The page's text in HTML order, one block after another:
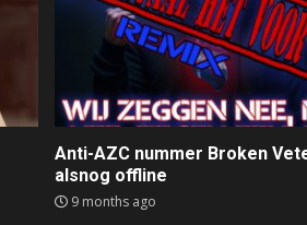
Anti-AZC nummer Broken
alsnog offline
9 months ago